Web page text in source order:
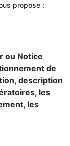
propose :
ou Notice
de
description
les
les